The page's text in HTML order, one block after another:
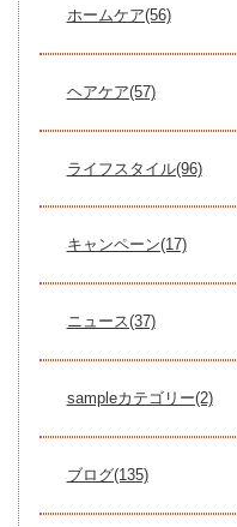
ホームケア(56)
ヘアケア(57)
ライフスタイル(96)
キャンペーン(17)
ニュース(37)
sampleカテゴリー(2)
ブログ(135)